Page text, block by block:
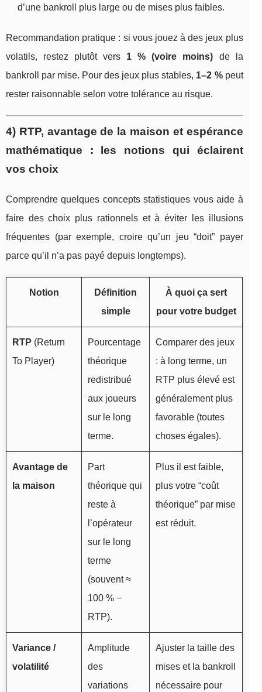
d’une bankroll plus large ou de mises plus faibles.
Recommandation pratique : si vous jouez à des jeux plus
volatils, restez plutôt vers 1 % (voire moins) de la
bankroll par mise. Pour des jeux plus stables, 1–2 %peut
rester raisonnable selon votre tolérance au risque.
4) RTP, avantage de la maison et espérance
mathématique : les notions qui éclairent
vos choix
Comprendre quelques concepts statistiques vous aide à
faire des choix plus rationnels et à éviter les illusions
fréquentes (par exemple, croire qu’un jeu “doit” payer
parce qu’il n’a pas payé depuis longtemps).
Notion
Définition
simple
À quoi ça sert
pour votre budget
RTP (Return
To Player)
Pourcentage
théorique
redistribué
aux joueurs
sur le long
terme.
Comparer des jeux
: à long terme, un
RTP plus élevé est
généralement plus
favorable (toutes
choses égales).
Avantage de
la maison
Part
théorique qui
reste à
l’opérateur
sur le long
terme
(souvent ≈
100 % −
RTP).
Plus il est faible,
plus votre “coût
théorique” par mise
est réduit.
Variance /
volatilité
Amplitude
des
variations
Ajuster la taille des
mises et la bankroll
nécessaire pour